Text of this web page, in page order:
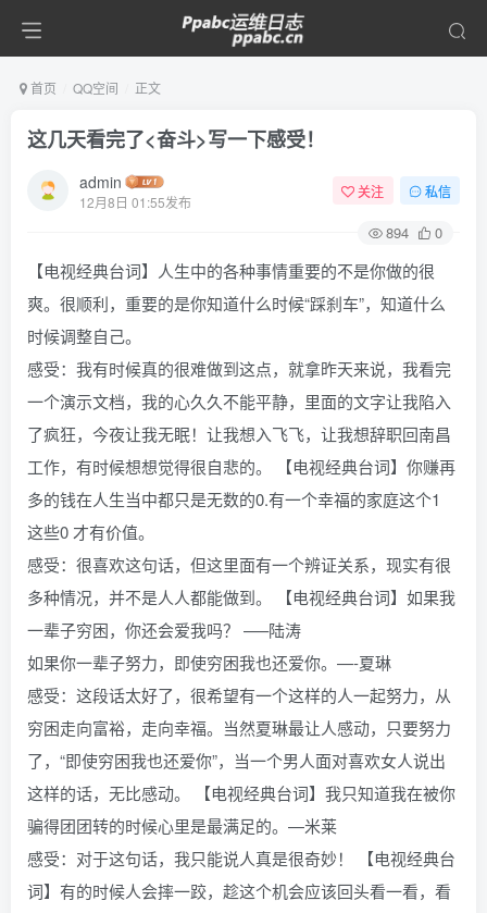
首页 QQ空间 正文
这几天看完了<奋斗>写一下感受！
admin
12月8日 01:55发布
关注 私信
894 0
【电视经典台词】人生中的各种事情重要的不是你做的很
爽。很顺利，重要的是你知道什么时候“踩刹车”，知道什么
时候调整自己。
感受：我有时候真的很难做到这点，就拿昨天来说，我看完
一个演示文档，我的心久久不能平静，里面的文字让我陷入
了疯狂，今夜让我无眠！让我想入飞飞，让我想辞职回南昌
工作，有时候想想觉得很自悲的。 【电视经典台词】你赚再
多的钱在人生当中都只是无数的0.有一个幸福的家庭这个1
这些0 才有价值。
感受：很喜欢这句话，但这里面有一个辨证关系，现实有很
多种情况，并不是人人都能做到。 【电视经典台词】如果我
一辈子穷困，你还会爱我吗？ —–陆涛
如果你一辈子努力，即使穷困我也还爱你。—-夏琳
感受：这段话太好了，很希望有一个这样的人一起努力，从
穷困走向富裕，走向幸福。当然夏琳最让人感动，只要努力
了，“即使穷困我也还爱你”，当一个男人面对喜欢女人说出
这样的话，无比感动。 【电视经典台词】我只知道我在被你
骗得团团转的时候心里是最满足的。—米莱
感受：对于这句话，我只能说人真是很奇妙！ 【电视经典台
词】有的时候人会摔一跤，趁这个机会应该回头看一看，看